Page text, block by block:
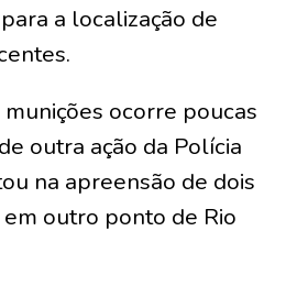
a localização de
ocorre poucas
outra ação da Polícia
na apreensão de dois
outro ponto de Rio